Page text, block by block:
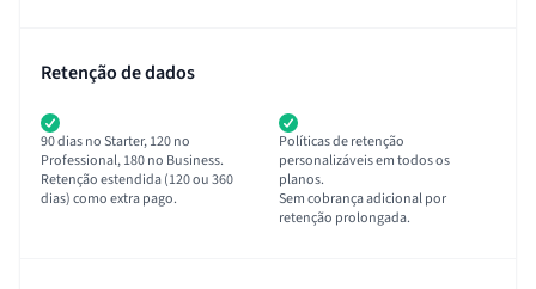
Retenção de dados
90 dias no Starter, 120 no
Professional, 180 no Business.
Retenção estendida (120 ou 360
dias) como extra pago.
Políticas de retenção
personalizáveis em todos os
planos.
Sem cobrança adicional por
retenção prolongada.